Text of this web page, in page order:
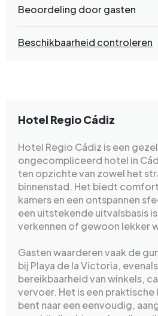
Beoordeling door gasten
Beschikbaarheid controleren
Hotel Regio Cádiz
Hotel Regio Cádiz is een
ongecompliceerd hotel in
ten opzichte van zowel het
binnenstad. Het biedt
kamers en een ontspannen
een uitstekende uitvalsbasis
verkennen of gewoon lekker
Gasten waarderen vaak de
bij Playa de la Victoria,
bereikbaarheid van winkels,
vervoer. Het is een praktische
bent naar een eenvoudig,